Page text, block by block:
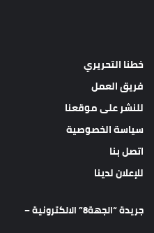
خطنا التحريري
فريق العمل
للنشر على موقعنا
سياسة الخصوصية
اتصل بنا
للإعلان لدينا
جريدة “الجهة8” الالكترونية –